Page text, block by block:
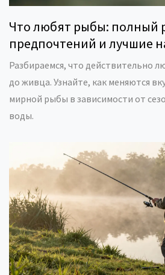
Что любят рыбы: полный
предпочтений и лучшие
Разбираемся, что действительно
до живца. Узнайте, как меняются
мирной рыбы в зависимости от
воды.